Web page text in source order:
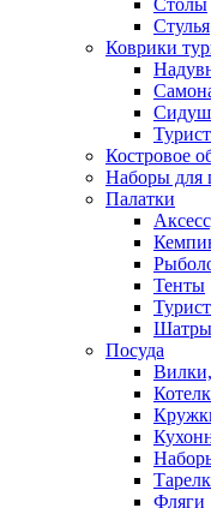
Столы
Стулья
Коврики
Костровое
Наборы для
Палатки
Тенты
Шатры
Посуда
Фляги